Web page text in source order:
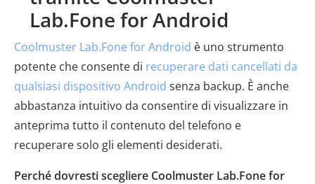
Lab.Fone for Android
Coolmuster Lab.Fone for Android è uno strumento
potente che consente di recuperare dati cancellati da
qualsiasi dispositivo Android senza backup. È anche
abbastanza intuitivo da consentire di visualizzare in
anteprima tutto il contenuto del telefono e
recuperare solo gli elementi desiderati.
Perché dovresti scegliere Coolmuster Lab.Fone for